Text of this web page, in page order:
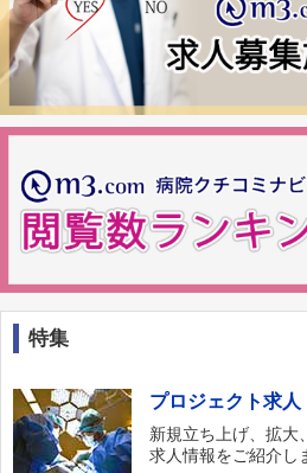
特集
プロジェクト求人
新規立ち上げ、拡大
求人情報をご紹介し